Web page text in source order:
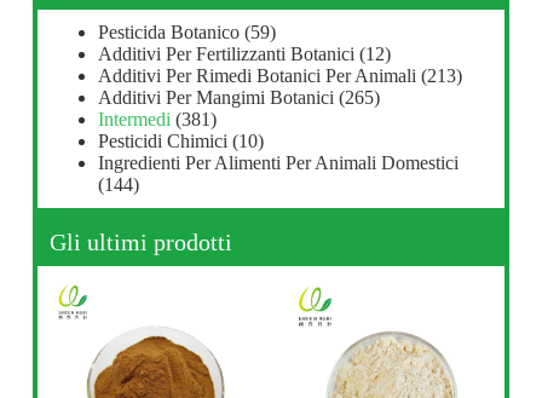
Pesticida Botanico (59)
Additivi Per Fertilizzanti Botanici (12)
Additivi Per Rimedi Botanici Per Animali (213)
Additivi Per Mangimi Botanici (265)
Intermedi (381)
Pesticidi Chimici (10)
Ingredienti Per Alimenti Per Animali Domestici
(144)
Gli ultimi prodotti